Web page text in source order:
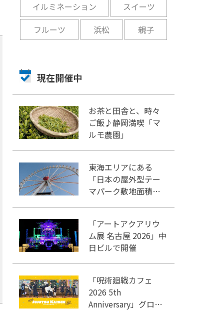
イルミネーション
スイーツ
フルーツ
浜松 親子
現在開催中
お茶と田舎と、時々
ご飯♪静岡満喫「マ
ルモ農園」
東海エリアにある
「日本の屋外型テー
マパーク敷地面積ラ
「アートアクアリウ
ム展 名古屋 2026」中
日ビルで開催
「呪術廻戦カフェ
2026 5th
Anniversary」グロー